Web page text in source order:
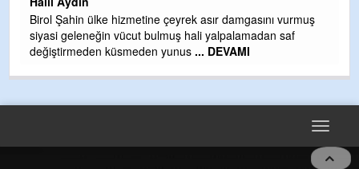
asır damgasını vurmuş
yalpalamadan saf
... DEVAMI